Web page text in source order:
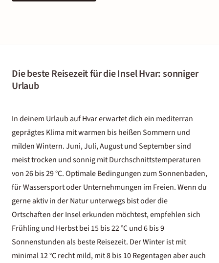
Die beste Reisezeit für die Insel Hvar: sonniger
Urlaub
In deinem Urlaub auf Hvar erwartet dich ein mediterran
geprägtes Klima mit warmen bis heißen Sommern und
milden Wintern. Juni, Juli, August und September sind
meist trocken und sonnig mit Durchschnittstemperaturen
von 26 bis 29 °C. Optimale Bedingungen zum Sonnenbaden,
für Wassersport oder Unternehmungen im Freien. Wenn du
gerne aktiv in der Natur unterwegs bist oder die
Ortschaften der Insel erkunden möchtest, empfehlen sich
Frühling und Herbst bei 15 bis 22 °C und 6 bis 9
Sonnenstunden als beste Reisezeit. Der Winter ist mit
minimal 12 °C recht mild, mit 8 bis 10 Regentagen aber auch